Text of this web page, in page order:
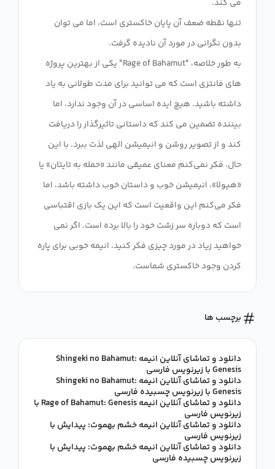
تنها نقطه ضعف آن پایان خاکستری است، اما می توان
به طور خلاصه، "Rage of Bahamut" یکی از بهترین پروژه
های فانتزی است که می توانید برای مدت طولانی به یاد
داشته باشید. هیچ ایده اساسی در آن وجود ندارد، اما
بیننده تضمین می کند که داستانی تاثیرگذار را دریافت
کند و از تصویر روشن و انیمیشن الهی لذت ببرد. با این
حال، فکر نمی‌کنم معنای عمیقی مانند «حمله به تایتان» یا
«هیولا»، انیمیشن خوب و داستان خوب داشته باشد، اما
فکر می‌کنم این واقعیت است که این یک بازی اقتباسی
است که دوباره سر زشت خود را بالا برده است. اگر نمی
خواهید زیاد در مورد چیزی فکر کنید، انیمه خوبی برای پاره
کردن وجود خاکستری شماست.
برچسب ها
دانلود و تماشای آنلاین انیمه Shingeki no Bahamut:
Genesis با زیرنویس فارسی
دانلود و تماشای آنلاین انیمه Shingeki no Bahamut:
Genesis با زیرنویس چسبیده فارسی
دانلود و تماشای آنلاین انیمه Rage of Bahamut: Genesis با
زیرنویس فارسی
دانلود و تماشای آنلاین انیمه خشم بهموت: پیدایش با
زیرنویس فارسی
دانلود و تماشای آنلاین انیمه خشم بهموت: پیدایش با
زیرنویس چسبیده فارسی